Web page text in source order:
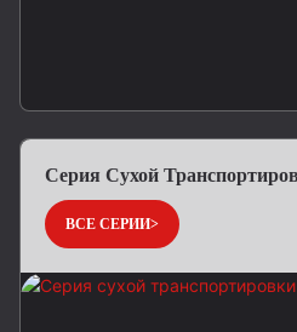
Серия Сухой
ВСЕ СЕРИИ>